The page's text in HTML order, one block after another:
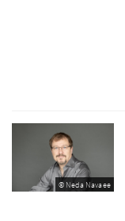
© Neda Navaee